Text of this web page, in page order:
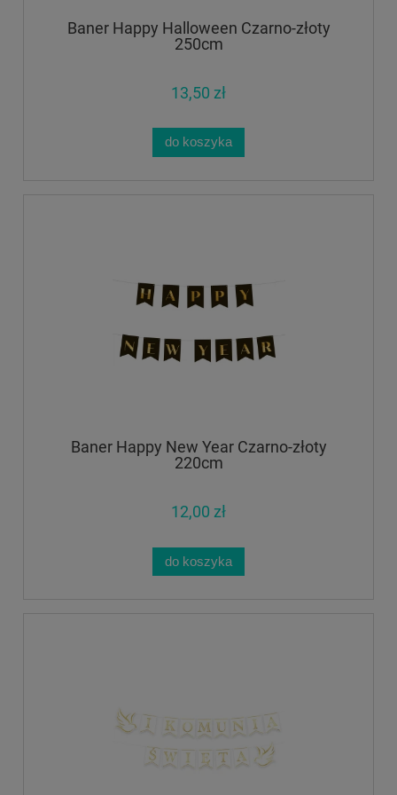
Baner Happy Halloween Czarno-złoty
250cm
13,50 zł
do koszyka
Baner Happy New Year Czarno-złoty
220cm
12,00 zł
do koszyka